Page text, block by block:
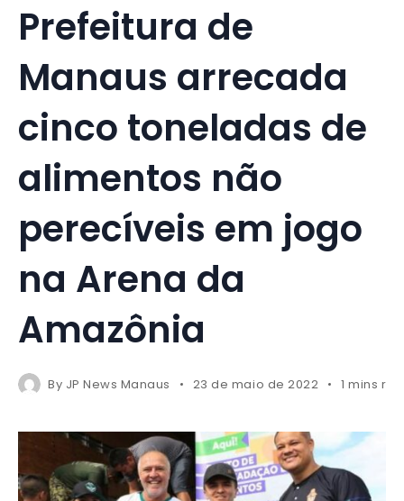
Prefeitura de
Manaus arrecada
cinco toneladas de
alimentos não
perecíveis em jogo
na Arena da
Amazônia
By JP News Manaus 23 de maio de 2022 1 mins